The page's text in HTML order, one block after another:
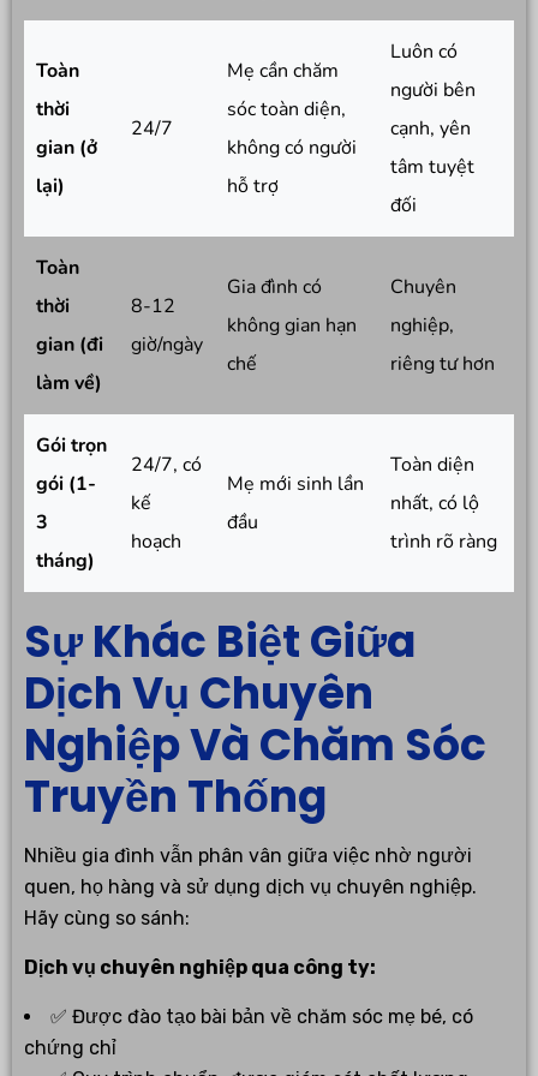
Toàn
thời
gian (ở
lại)
24/7
Mẹ cần chăm
sóc toàn diện,
không có người
hỗ trợ
Luôn có
người bên
cạnh, yên
tâm tuyệt
đối
Toàn
thời
gian (đi
làm về)
8-12
giờ/ngày
Gia đình có
không gian hạn
chế
Chuyên
nghiệp,
riêng tư hơn
Gói trọn
gói (1-
3
tháng)
24/7, có
kế
hoạch
Mẹ mới sinh lần
đầu
Toàn diện
nhất, có lộ
trình rõ ràng
Sự Khác Biệt Giữa
Dịch Vụ Chuyên
Nghiệp Và Chăm Sóc
Truyền Thống
Nhiều gia đình vẫn phân vân giữa việc nhờ người
quen, họ hàng và sử dụng dịch vụ chuyên nghiệp.
Hãy cùng so sánh:
Dịch vụ chuyên nghiệp qua công ty:
✅ Được đào tạo bài bản về chăm sóc mẹ bé, có
chứng chỉ